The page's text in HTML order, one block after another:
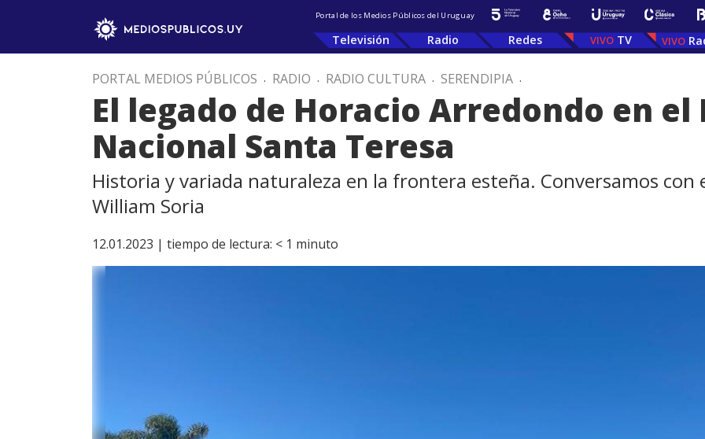
Portal de los Medios Públicos del Uruguay
Televisión Radio Redes TV
PORTAL MEDIOS PÚBLICOS . RADIO . RADIO CULTURA . SERENDIPIA .
El legado de Horacio Arredondo en el
Nacional Santa Teresa
Historia y variada naturaleza en la frontera esteña. Conversamos con
William Soria
12.01.2023 | tiempo de lectura: < 1 minuto